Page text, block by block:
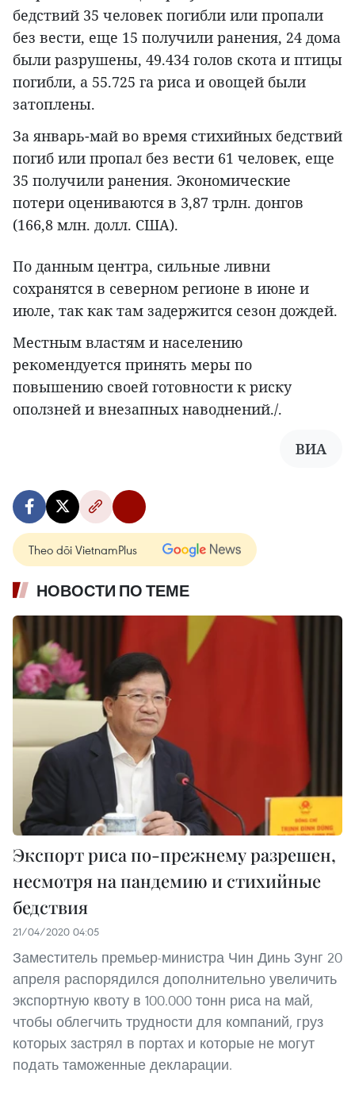
бедствий 35 человек погибли или пропали
без вести, еще 15 получили ранения, 24 дома
были разрушены, 49.434 голов скота и птицы
погибли, а 55.725 га риса и овощей были
затоплены.
За январь-май во время стихийных бедствий
погиб или пропал без вести 61 человек, еще
35 получили ранения. Экономические
потери оцениваются в 3,87 трлн. донгов
(166,8 млн. долл. США).
По данным центра, сильные ливни
сохранятся в северном регионе в июне и
июле, так как там задержится сезон дождей.
Местным властям и населению
рекомендуется принять меры по
повышению своей готовности к риску
оползней и внезапных наводнений./.
ВИА
Theo dõi VietnamPlus
НОВОСТИ ПО ТЕМЕ
Экспорт риса по-прежнему разрешен,
несмотря на пандемию и стихийные
бедствия
21/04/2020 04:05
Заместитель премьер-министра Чин Динь Зунг 20
апреля распорядился дополнительно увеличить
экспортную квоту в 100.000 тонн риса на май,
чтобы облегчить трудности для компаний, груз
которых застрял в портах и которые не могут
подать таможенные декларации.